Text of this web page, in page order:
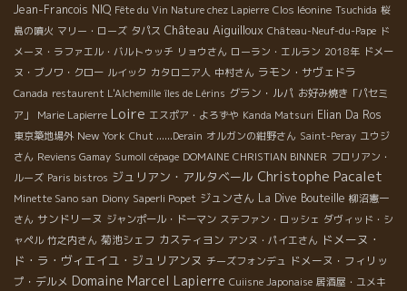
Jean-Francois NIQ Fête du Vin Nature chez Lapierre Clos léonine Tsuchida 桜
島の噴火 マリー・ローズ タパス Château Aiguilloux Château-Neuf-du-Pape ド
メーヌ・ラファエル・バルトゥッチ リョウさん ローラン・エルラン 2018年 ドメー
ヌ・ブノワ・クロー ルイック カタロニア人 中村さん ラモン・サヴェドラ
Canada restaurent L'Alchemille îles de Lérins グラン・ルパ お好み焼き「パセミ
ア」
Marie Lapierre Loire エスポア・よろずや Kanda Matsuri Elian Da Ros
東京築地場外 New York Chut ......Derain オルガンの紺野さん Saint-Peray ユウジ
さん Reviens Gamay Sumoll cépage DOMAINE CHRISTIAN BINNER フロリアン・
ルーズ Paris bistros ジュリアン・アルタベール Christophe Pacalet
Minette Sano san Diony Saperli Popet ジュンさん La Dive Bouteille 柳沼憲一
さん サンドリーヌ ジャンポール・ドーマン ステファン・ロッシェ ダヴィッド・シ
ャペル 竹之内さん 菊池シェフ カスティヨン アンヌ・パイエさん ドメーヌ・
ド・ラ・ヴィエイユ・ジュリアンヌ チーズフォンデュ ドメーヌ・フィリッ
プ・デルメ Domaine Marcel Lapierre Cuiisne Japonaise 居酒屋・ユメキ